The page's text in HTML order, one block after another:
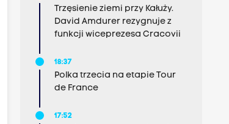
Trzęsienie ziemi przy Kałuży.
David Amdurer rezygnuje z
funkcji wiceprezesa Cracovii
18:37
Polka trzecia na etapie Tour
de France
17:52